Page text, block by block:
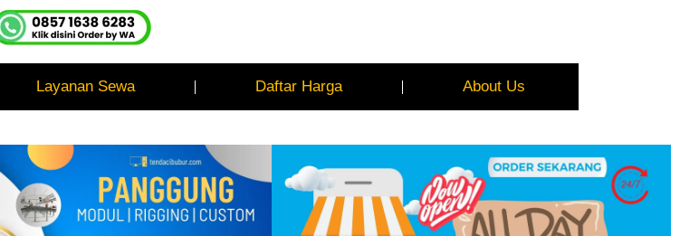
Layanan Sewa Daftar Harga About Us